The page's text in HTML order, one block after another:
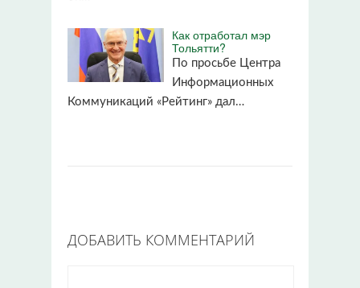
Как отработал мэр
Тольятти?
По просьбе Центра
Информационных
Коммуникаций «Рейтинг» дал…
ДОБАВИТЬ КОММЕНТАРИЙ